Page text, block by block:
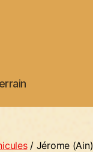
/ Jérome (Ain)